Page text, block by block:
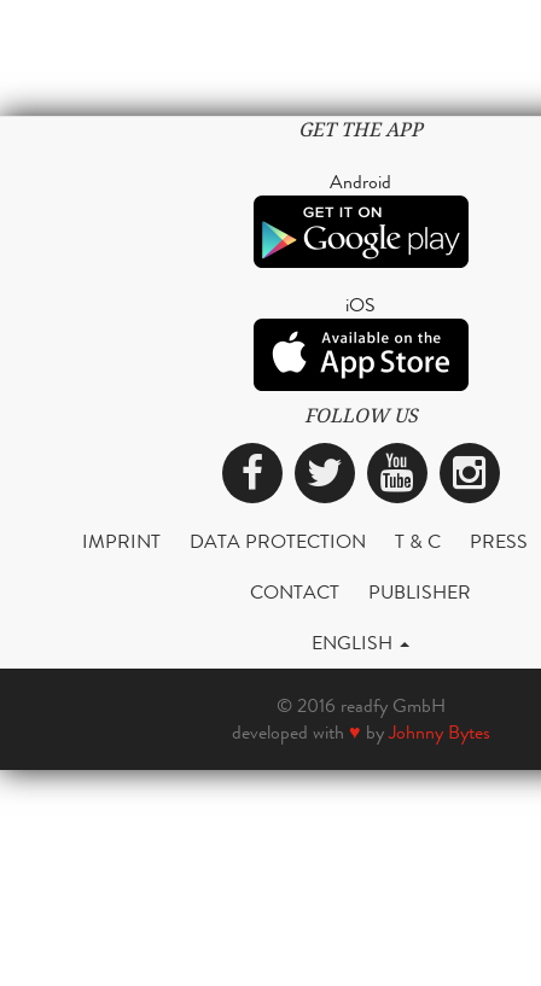
GET THE APP
Android
iOS
FOLLOW US
Facebook
Twitter
IMPRINT DATA PROTECTION T & C
PRESS
CONTACT
PUBLISHER
ENGLISH
© 2016 readfy GmbH
developed with ♥ byJohnny Bytes